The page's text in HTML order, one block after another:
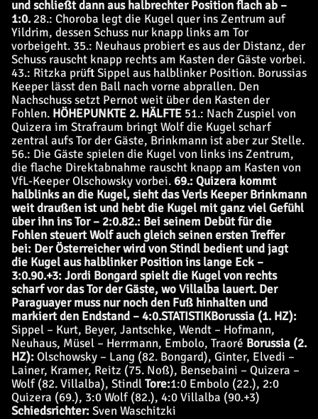
und schließt dann aus halbrechter Position flach ab –
1:0. 28.: Choroba legt die Kugel quer ins Zentrum auf
Yildrim, dessen Schuss nur knapp links am Tor
vorbeigeht. 35.: Neuhaus probiert es aus der Distanz, der
Schuss rauscht knapp rechts am Kasten der Gäste vorbei.
43.: Ritzka prüft Sippel aus halblinker Position. Borussias
Keeper lässt den Ball nach vorne abprallen. Den
Nachschuss setzt Pernot weit über den Kasten der
Fohlen. HÖHEPUNKTE 2. HÄLFTE 51.: Nach Zuspiel von
Quizera im Strafraum bringt Wolf die Kugel scharf
zentral aufs Tor der Gäste, Brinkmann ist aber zur Stelle.
56.: Die Gäste spielen die Kugel von links ins Zentrum,
die flache Direktabnahme rauscht knapp am Kasten von
VfL-Keeper Olschowsky vorbei. 69.: Quizera kommt
halblinks an die Kugel, sieht das Verls Keeper Brinkmann
weit draußen ist und hebt die Kugel mit ganz viel Gefühl
über ihn ins Tor – 2:0.82.: Bei seinem Debüt für die
Fohlen steuert Wolf auch gleich seinen ersten Treffer
bei: Der Österreicher wird von Stindl bedient und jagt
die Kugel aus halblinker Position ins lange Eck –
3:0.90.+3: Jordi Bongard spielt die Kugel von rechts
scharf vor das Tor der Gäste, wo Villalba lauert. Der
Paraguayer muss nur noch den Fuß hinhalten und
markiert den Endstand – 4:0.STATISTIKBorussia (1. HZ):
Sippel – Kurt, Beyer, Jantschke, Wendt – Hofmann,
Neuhaus, Müsel – Herrmann, Embolo, Traoré Borussia (2.
HZ):Olschowsky – Lang (82. Bongard), Ginter, Elvedi –
Lainer, Kramer, Reitz (75. Noß), Bensebaini – Quizera –
Wolf (82. Villalba), StindlTore:1:0 Embolo (22.), 2:0
Quizera (69.), 3:0 Wolf (82.), 4:0 Villalba (90.+3)
Schiedsrichter:Sven Waschitzki